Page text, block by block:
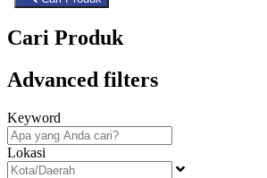
Cari Produk
Advanced filters
Keyword
Lokasi